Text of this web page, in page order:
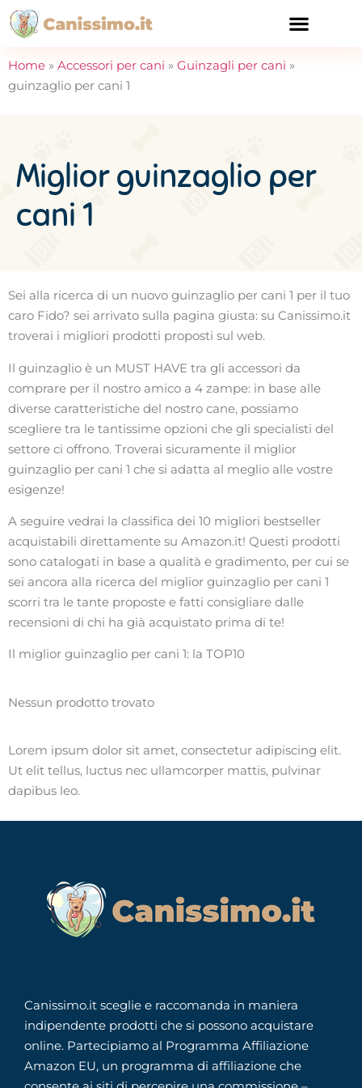
Home » Accessori per cani » Guinzagli per cani »
guinzaglio per cani 1
Miglior guinzaglio per
cani 1
Sei alla ricerca di un nuovo guinzaglio per cani 1 per il tuo
caro Fido? sei arrivato sulla pagina giusta: su Canissimo.it
troverai i migliori prodotti proposti sul web.
Il guinzaglio è un MUST HAVE tra gli accessori da
comprare per il nostro amico a 4 zampe: in base alle
diverse caratteristiche del nostro cane, possiamo
scegliere tra le tantissime opzioni che gli specialisti del
settore ci offrono. Troverai sicuramente il miglior
guinzaglio per cani 1 che si adatta al meglio alle vostre
esigenze!
A seguire vedrai la classifica dei 10 migliori bestseller
acquistabili direttamente su Amazon.it! Questi prodotti
sono catalogati in base a qualità e gradimento, per cui se
sei ancora alla ricerca del miglior guinzaglio per cani 1
scorri tra le tante proposte e fatti consigliare dalle
recensioni di chi ha già acquistato prima di te!
Il miglior guinzaglio per cani 1: la TOP10
Nessun prodotto trovato
Lorem ipsum dolor sit amet, consectetur adipiscing elit.
Ut elit tellus, luctus nec ullamcorper mattis, pulvinar
dapibus leo.
Canissimo.it sceglie e raccomanda in maniera
indipendente prodotti che si possono acquistare
online. Partecipiamo al Programma Affiliazione
Amazon EU, un programma di affiliazione che